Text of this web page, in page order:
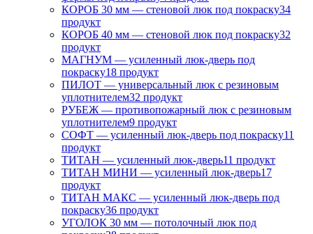
КОРОБ 30 мм — стеновой люк под покраску34
продукт
КОРОБ 40 мм — стеновой люк под покраску32
продукт
МАГНУМ — усиленный люк-дверь под
покраску18 продукт
ПИЛОТ — универсальный люк с резиновым
уплотнителем32 продукт
РУБЕЖ — противопожарный люк с резиновым
уплотнителем9 продукт
СОФТ — усиленный люк-дверь под покраску11
продукт
ТИТАН — усиленный люк-дверь11 продукт
ТИТАН МИНИ — усиленный люк-дверь17
продукт
ТИТАН МАКС — усиленный люк-дверь под
покраску36 продукт
УГОЛОК 30 мм — потолочный люк под